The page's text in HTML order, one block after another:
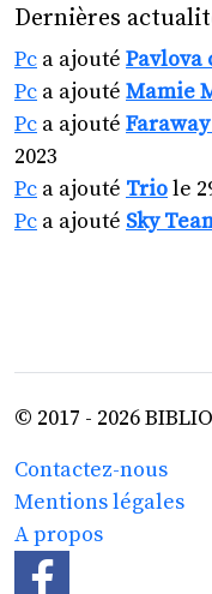
Dernières
Pc a ajouté Pavlova
Pc a ajouté Mamie
Pc a ajouté
2023
Pc a ajouté Triole
Pc a ajouté Sky
© 2017 - 2026
Contactez-nous
Mentions légales
A propos